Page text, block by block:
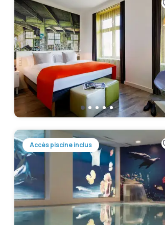
Accès piscine inclus